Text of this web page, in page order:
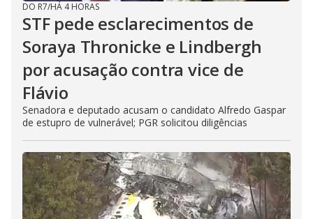
DO R7/HÁ 4 HORAS
STF pede esclarecimentos de
Soraya Thronicke e Lindbergh
por acusação contra vice de
Flávio
Senadora e deputado acusam o candidato Alfredo Gaspar
de estupro de vulnerável; PGR solicitou diligências